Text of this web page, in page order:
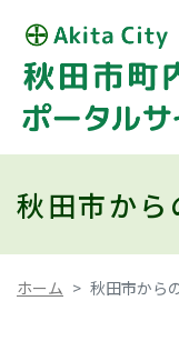
秋田市から
ホーム 秋田市から